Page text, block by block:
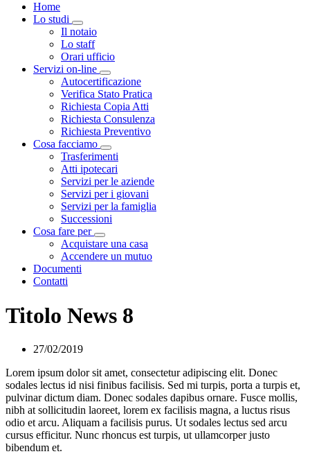
Home
Lo studi
Visualizza menù di secondo livello
Il notaio
Lo staff
Orari ufficio
Servizi on-line
Visualizza menù di secondo livello
Autocertificazione
Verifica Stato Pratica
Richiesta Copia Atti
Richiesta Consulenza
Richiesta Preventivo
Cosa facciamo
Visualizza menù di secondo livello
Trasferimenti
Atti ipotecari
Servizi per le aziende
Servizi per i giovani
Servizi per la famiglia
Successioni
Cosa fare per
Visualizza menù di secondo livello
Acquistare una casa
Accendere un mutuo
Documenti
Contatti
Titolo News 8
27/02/2019
Lorem ipsum dolor sit amet, consectetur adipiscing elit. Donec
sodales lectus id nisi finibus facilisis. Sed mi turpis, porta a turpis et,
pulvinar dictum diam. Donec sodales dapibus ornare. Fusce mollis,
nibh at sollicitudin laoreet, lorem ex facilisis magna, a luctus risus
odio et arcu. Aliquam a facilisis purus. Ut sodales lectus sed arcu
cursus efficitur. Nunc rhoncus est turpis, ut ullamcorper justo
bibendum et.